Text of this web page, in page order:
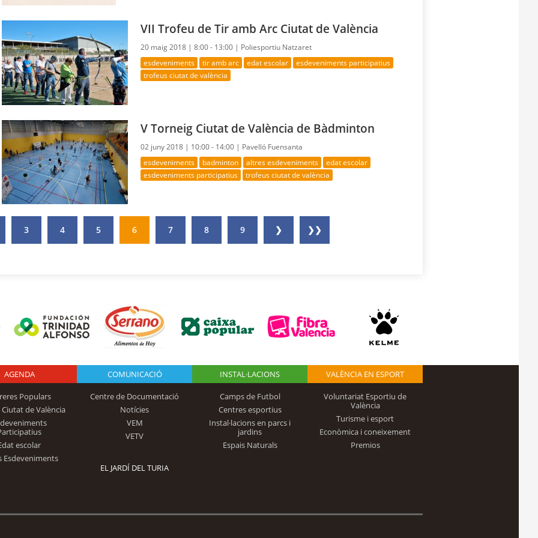
VII Trofeu de Tir amb Arc Ciutat de València
20 maig 2018 |8:00 - 13:00 | Poliesportiu Natzaret
esdeveniments tir amb arc edat escolar
esdeveniments participatius
trofeus ciutat de valència
V Torneig Ciutat de València de Bàdminton
02 juny 2018 | 10:00 - 14:00 | Pavelló Fuensanta
esdeveniments badminton altres esdeveniments
edat escolar
esdeveniments participatius
trofeus ciutat de valència
3 4 5 6 7 8 9 ❯ ❯❯
Logo Fundación
Trinidad Alfonso
AGENDA
Populars
de València
escolar
Esdeveniments
COMUNICACIÓ
Centre de Documentació
Notícies
VEM
VETV
INSTAL·LACIONS
Camps de Futbol
Centres esportius
Instal·lacions en parcs i
jardins
Espais Naturals
VALÈNCIA EN ESPORT
Voluntariat Esportiu de
València
Turisme i esport
Econòmica i coneixement
Premios
EL JARDÍ DEL TURIA